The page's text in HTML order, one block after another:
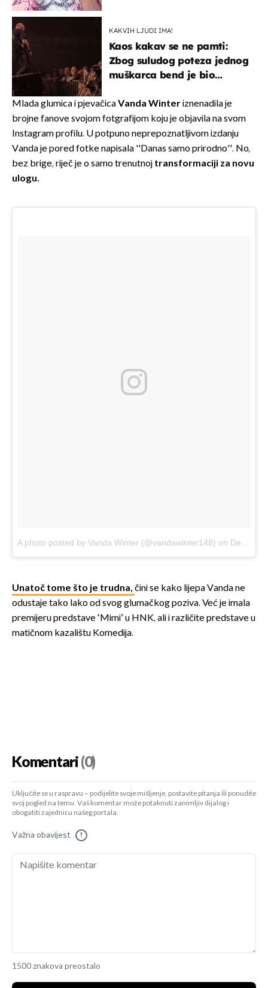
KAKVIH LJUDI IMA!
Kaos kakav se ne pamti:
Zbog suludog poteza jednog
muškarca bend je bio
Mlada glumica i pjevačicaVanda Winteriznenadila je
brojne fanove svojom fotgrafijom koju je objavila na svom
Instagram profilu. U potpuno neprepoznatljivom izdanju
Vanda je pored fotke napisala ''Danas samo prirodno''. No,
bez brige, riječ je o samo trenutnoj transformaciji za novu
ulogu.
A photo posted by Vanda Winter (@vandawinter148) on Dec 30, 2016 at 1:17am PST
Unatoč tome što je trudna, čini se kako lijepa Vanda ne
odustaje tako lako od svog glumačkog poziva. Već je imala
premijeru predstave ‘Mimi’ u HNK, ali i različite predstave u
matičnom kazalištu Komedija.
Komentari(0)
Uključite se u raspravu – podijelite svoje mišljenje, postavite pitanja ili ponudite
svoj pogled na temu. Vaš komentar može potaknuti zanimljiv dijalog i
obogatiti zajednicu našeg portala.
Važna obavijest !
1500 znakova preostalo